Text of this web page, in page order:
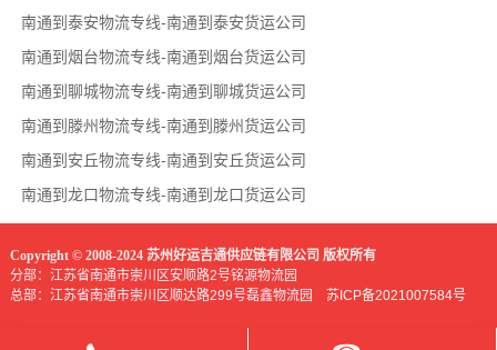
南通到泰安物流专线-南通到泰安货运公司
南通到烟台物流专线-南通到烟台货运公司
南通到聊城物流专线-南通到聊城货运公司
南通到滕州物流专线-南通到滕州货运公司
南通到安丘物流专线-南通到安丘货运公司
南通到龙口物流专线-南通到龙口货运公司
Copyright © 2008-2024 苏州好运吉通供应链有限公司 版权所有
分部：江苏省南通市崇川区安顺路2号铭源物流园
总部：江苏省南通市崇川区顺达路299号磊鑫物流园 苏ICP备2021007584号